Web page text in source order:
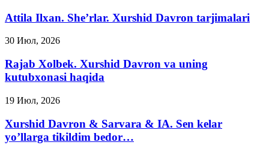
Attila Ilxan. She’rlar. Xurshid Davron tarjimalari
30 Июл, 2026
Rajab Xolbek. Xurshid Davron va uning
kutubxonasi haqida
19 Июл, 2026
Xurshid Davron & Sarvara & IA. Sen kelar
yo’llarga tikildim bedor…